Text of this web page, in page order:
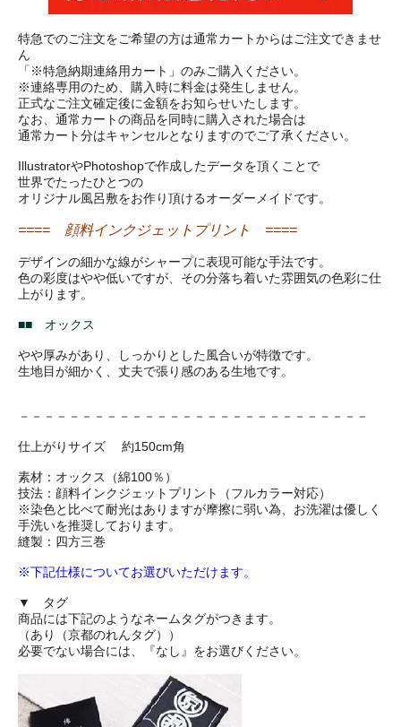
特急でのご注文をご希望の方は通常カートからはご注文できませ
ん
「※特急納期連絡用カート」のみご購入ください。
※連絡専用のため、購入時に料金は発生しません。
正式なご注文確定後に金額をお知らせいたします。
なお、通常カートの商品を同時に購入された場合は
通常カート分はキャンセルとなりますのでご了承ください。
IllustratorやPhotoshopで作成したデータを頂くことで
世界でたったひとつの
オリジナル風呂敷をお作り頂けるオーダーメイドです。
==== 顔料インクジェットプリント ====
デザインの細かな線がシャープに表現可能な手法です。
色の彩度はやや低いですが、その分落ち着いた雰囲気の色彩に仕
上がります。
■■ オックス
やや厚みがあり、しっかりとした風合いが特徴です。
生地目が細かく、丈夫で張り感のある生地です。
－－－－－－－－－－－－－－－－－－－－－－－－－－－－
仕上がりサイズ 約150cm角
素材：オックス（綿100％）
技法：顔料インクジェットプリント（フルカラー対応）
※染色と比べて耐光はありますが摩擦に弱い為、お洗濯は優しく
手洗いを推奨しております。
縫製：四方三巻
※下記仕様についてお選びいただけます。
▼ タグ
商品には下記のようなネームタグがつきます。
（あり（京都のれんタグ））
必要でない場合には、『なし』をお選びください。